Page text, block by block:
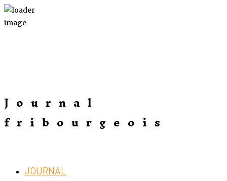
Journal
fribourgeois
JOURNAL